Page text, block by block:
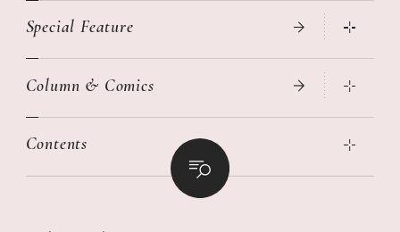
真夏のひんやりグッズ 2026
ニトリ・イケア・無印良品で賢くおしゃれなインテリア
絶品、お餅レシピ大集合！
世界のサンタさんに会って来た！
Special Feature
2026年春夏 トレンドファッションニュース
女子旅おすすめスポット 暮らすように心地いいリンネル旅ガイ
幸せな老後のための リンネルマネー講座
Column & Comics
ぐれいさん
明日もいい日になりますように
清水みさとの食いしんぼう寄り道サウナ
Contents
リンネルおしゃれファッションスナップ